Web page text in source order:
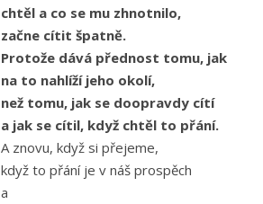
chtěl a co se mu zhnotnilo,
začne cítit špatně.
Protože dává přednost tomu, jak
na to nahlíží jeho okolí,
než tomu, jak se doopravdy cítí
a jak se cítil, když chtěl to přání.
A znovu, když si přejeme,
když to přání je v náš prospěch
a